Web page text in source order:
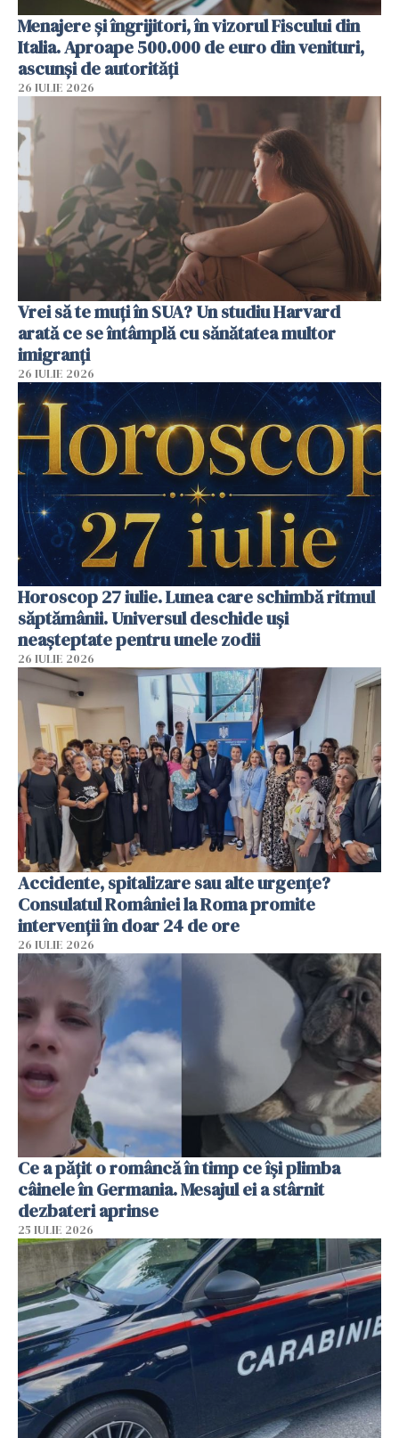
Menajere și îngrijitori, în vizorul Fiscului din
Italia. Aproape 500.000 de euro din venituri,
ascunși de autorități
26 IULIE 2026
Vrei să te muți în SUA? Un studiu Harvard
arată ce se întâmplă cu sănătatea multor
imigranți
26 IULIE 2026
Horoscop 27 iulie. Lunea care schimbă ritmul
săptămânii. Universul deschide uși
neașteptate pentru unele zodii
26 IULIE 2026
Accidente, spitalizare sau alte urgențe?
Consulatul României la Roma promite
intervenții în doar 24 de ore
26 IULIE 2026
Ce a pățit o româncă în timp ce își plimba
câinele în Germania. Mesajul ei a stârnit
dezbateri aprinse
25 IULIE 2026